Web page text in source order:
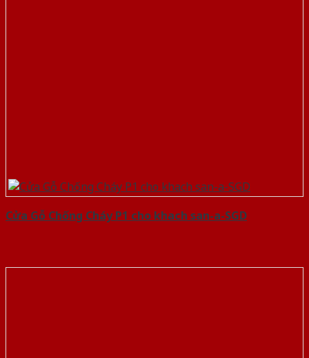
Cửa Gỗ Chống Cháy P1 cho khach san-a-SGD